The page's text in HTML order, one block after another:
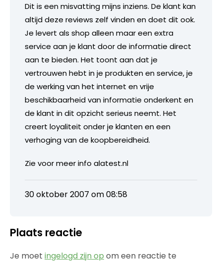
Dit is een misvatting mijns inziens. De klant kan
altijd deze reviews zelf vinden en doet dit ook.
Je levert als shop alleen maar een extra
service aan je klant door de informatie direct
aan te bieden. Het toont aan dat je
vertrouwen hebt in je produkten en service, je
de werking van het internet en vrije
beschikbaarheid van informatie onderkent en
de klant in dit opzicht serieus neemt. Het
creert loyaliteit onder je klanten en een
verhoging van de koopbereidheid.
Zie voor meer info alatest.nl
30 oktober 2007 om 08:58
Plaats reactie
Je moet ingelogd zijn op om een reactie te